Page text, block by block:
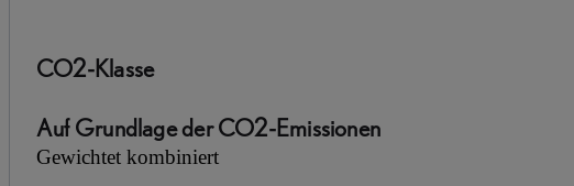
CO2-Klasse
Auf Grundlage der CO2-Emissionen
Gewichtet kombiniert